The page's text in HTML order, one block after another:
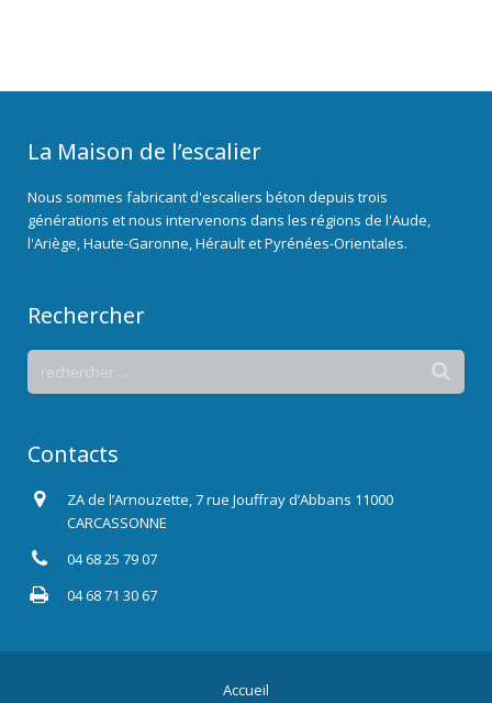
La Maison de l’escalier
Nous sommes fabricant d'escaliers béton depuis trois
générations et nous intervenons dans les régions de l'Aude,
l'Ariège, Haute-Garonne, Hérault et Pyrénées-Orientales.
Rechercher
Contacts
ZA de l’Arnouzette, 7 rue Jouffray d’Abbans 11000
CARCASSONNE
04 68 25 79 07
04 68 71 30 67
Accueil